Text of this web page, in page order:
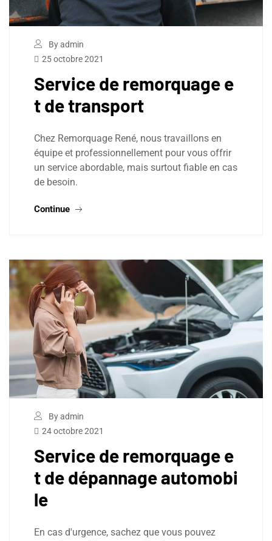
By admin
25 octobre 2021
Service de remorquage e
t de transport
Chez Remorquage René, nous travaillons en
équipe et professionnellement pour vous offrir
un service abordable, mais surtout fiable en cas
de besoin.
Continue
By admin
24 octobre 2021
Service de remorquage e
t de dépannage automobi
le
En cas d'urgence, sachez que vous pouvez